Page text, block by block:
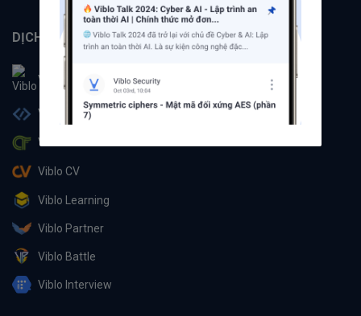
DỊCH VỤ
Viblo
Viblo Code
Viblo CTF
Viblo CV
Viblo Learning
Viblo Partner
Viblo Battle
Viblo Interview